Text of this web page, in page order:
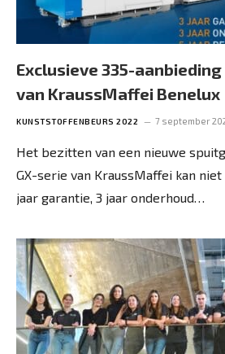
Exclusieve 335-
van KraussMaffei Benelux
KUNSTSTOFFENBEURS 2022 7 september
Het bezitten van een nieuwe
GX-serie van KraussMaffei kan
jaar garantie, 3 jaar onderhoud…